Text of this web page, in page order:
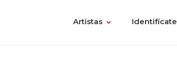
Artistas Identifícate